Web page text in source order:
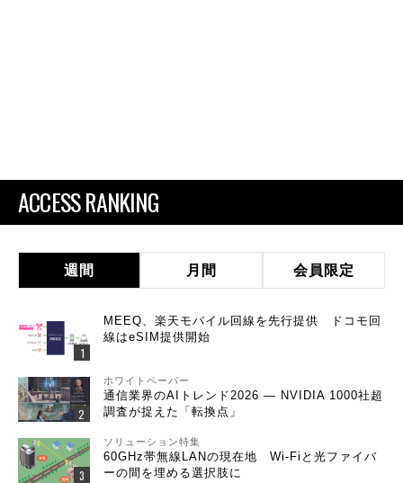
ACCESS RANKING
週間 月間 会員限定
MEEQ、楽天モバイル回線を先行提供 ドコモ回
線はeSIM提供開始
ホワイトペーパー
通信業界のAIトレンド2026 ― NVIDIA 1000社超
調査が捉えた「転換点」
ソリューション特集
60GHz帯無線LANの現在地 Wi-Fiと光ファイバ
ーの間を埋める選択肢に